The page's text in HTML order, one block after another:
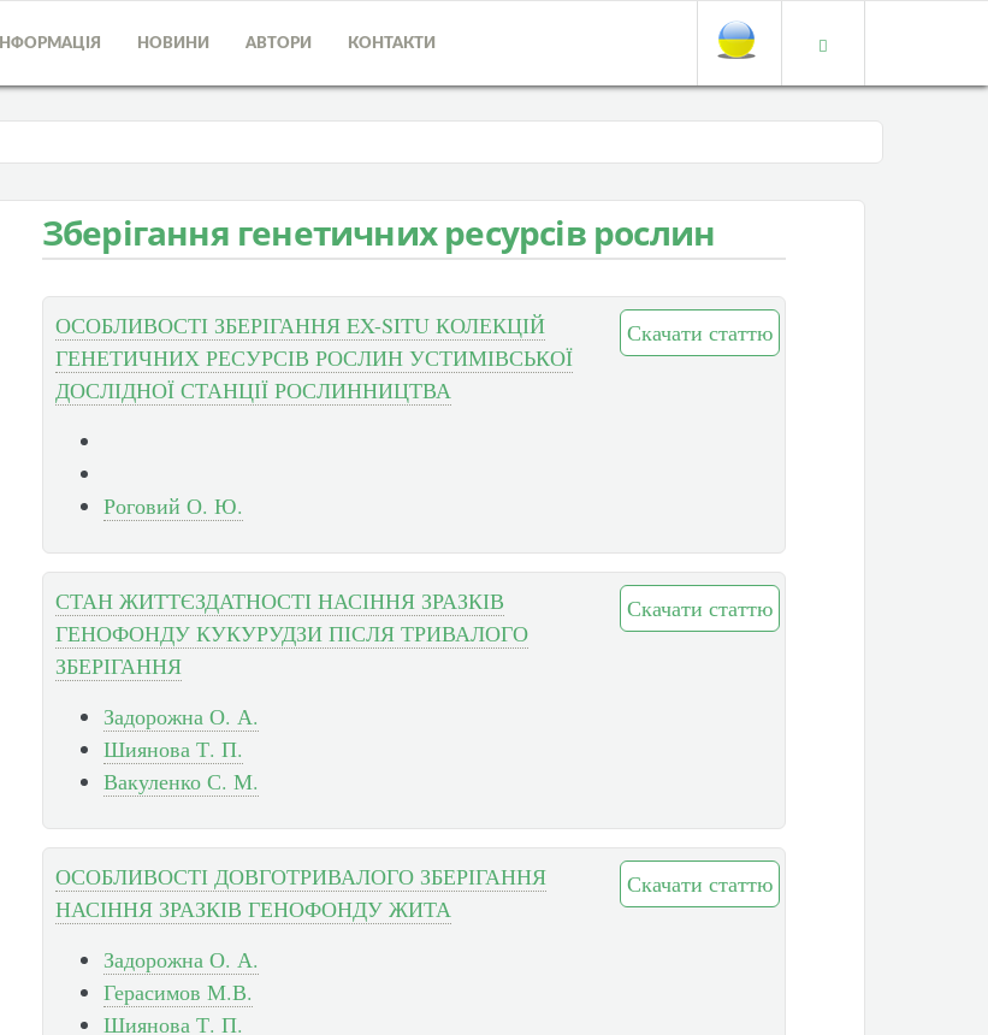
ІНФОРМАЦІЯ НОВИНИ АВТОРИ КОНТАКТИ
Зберігання генетичних ресурсів рослин
Скачати статтю
ОСОБЛИВОСТІ ЗБЕРІГАННЯ EX-SITU КОЛЕКЦІЙ
ГЕНЕТИЧНИХ РЕСУРСІВ РОСЛИН УСТИМІВСЬКОЇ
ДОСЛІДНОЇ СТАНЦІЇ РОСЛИННИЦТВА
Роговий О. Ю.
Скачати статтю
СТАН ЖИТТЄЗДАТНОСТІ НАСІННЯ ЗРАЗКІВ
ГЕНОФОНДУ КУКУРУДЗИ ПІСЛЯ ТРИВАЛОГО
ЗБЕРІГАННЯ
Задорожна О. А.
Шиянова Т. П.
Вакуленко С. М.
Скачати статтю
ОСОБЛИВОСТІ ДОВГОТРИВАЛОГО ЗБЕРІГАННЯ
НАСІННЯ ЗРАЗКІВ ГЕНОФОНДУ ЖИТА
Задорожна О. А.
Герасимов М.В.
Шиянова Т. П.